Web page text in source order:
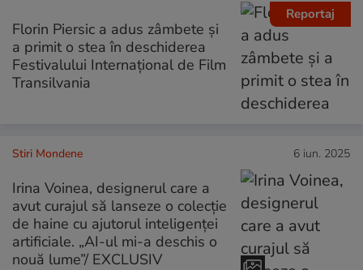
Reportaj
Florin Piersic a adus zâmbete și
a primit o stea în deschiderea
Festivalului Internațional de Film
Transilvania
Stiri Mondene 6 iun. 2025
Irina Voinea, designerul care a
avut curajul să lanseze o colecție
de haine cu ajutorul inteligenței
artificiale. „AI-ul mi-a deschis o
nouă lume”/ EXCLUSIV